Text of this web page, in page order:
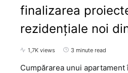
finalizarea
rezidențiale noi
1,7K views 3 minute read
Cumpărarea unui